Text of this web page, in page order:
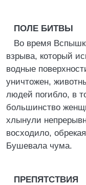
ПОЛЕ БИТВЫ
Во время
взрыва, который
водные
уничтожен,
людей погибло, в
большинство
хлынули
восходило,
Бушевала чума.
ПРЕПЯТСТВИЯ